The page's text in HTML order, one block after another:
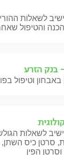
לשאלות
והטיפול
בנק הזרע
וטיפול
לשאלות
סרטן כיס
הפין